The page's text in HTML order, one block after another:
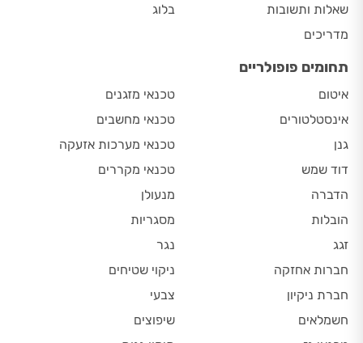
שאלות ותשובות
מדריכים
בלוג
תחומים פופולריים
איטום
אינסטלטורים
גנן
דוד שמש
הדברה
הובלות
זגג
חברות אחזקה
חברת ניקיון
חשמלאים
טכנאי מזגנים
טכנאי מחשבים
טכנאי מערכות אזעקה
טכנאי מקררים
מנעולן
מסגריות
נגר
ניקוי שטיחים
צבעי
שיפוצים